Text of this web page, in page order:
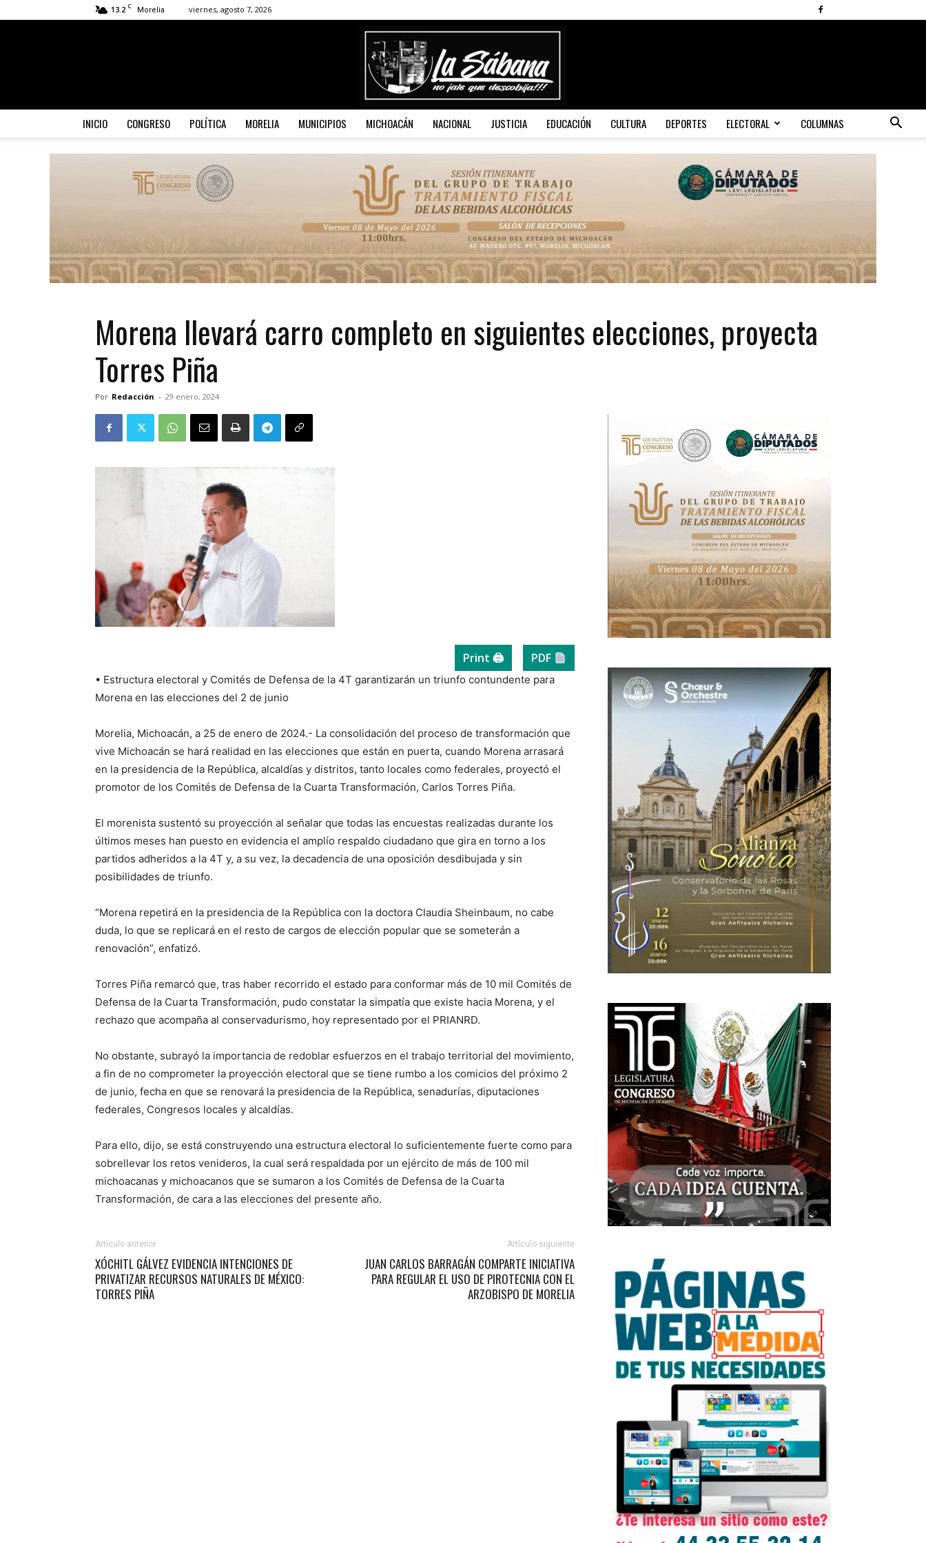
13.2 C Morelia viernes, agosto 7, 2026
Sábana
INICIO CONGRESO POLÍTICA MORELIA MUNICIPIOS MICHOACÁN NACIONAL JUSTICIA EDUCACIÓN CULTURA DEPORTES ELECTORAL COLUMNAS
Morena llevará carro completo en siguientes elecciones, proyecta
Torres Piña
Por Redacción - 29 enero, 2024
Print 🖨 PDF
• Estructura electoral y Comités de Defensa de la 4T garantizarán un triunfo contundente para
Morena en las elecciones del 2 de junio
Morelia, Michoacán, a 25 de enero de 2024.- La consolidación del proceso de transformación que
vive Michoacán se hará realidad en las elecciones que están en puerta, cuando Morena arrasará
en la presidencia de la República, alcaldías y distritos, tanto locales como federales, proyectó el
promotor de los Comités de Defensa de la Cuarta Transformación, Carlos Torres Piña.
El morenista sustentó su proyección al señalar que todas las encuestas realizadas durante los
últimos meses han puesto en evidencia el amplío respaldo ciudadano que gira en torno a los
partidos adheridos a la 4T y, a su vez, la decadencia de una oposición desdibujada y sin
posibilidades de triunfo.
“Morena repetirá en la presidencia de la República con la doctora Claudia Sheinbaum, no cabe
duda, lo que se replicará en el resto de cargos de elección popular que se someterán a
renovación”, enfatizó.
Torres Piña remarcó que, tras haber recorrido el estado para conformar más de 10 mil Comités de
Defensa de la Cuarta Transformación, pudo constatar la simpatía que existe hacia Morena, y el
rechazo que acompaña al conservadurismo, hoy representado por el PRIANRD.
No obstante, subrayó la importancia de redoblar esfuerzos en el trabajo territorial del movimiento,
a fin de no comprometer la proyección electoral que se tiene rumbo a los comicios del próximo 2
de junio, fecha en que se renovará la presidencia de la República, senadurías, diputaciones
federales, Congresos locales y alcaldías.
Para ello, dijo, se está construyendo una estructura electoral lo suficientemente fuerte como para
sobrellevar los retos venideros, la cual será respaldada por un ejército de más de 100 mil
michoacanas y michoacanos que se sumaron a los Comités de Defensa de la Cuarta
Transformación, de cara a las elecciones del presente año.
Artículo anterior
XÓCHITL GÁLVEZ EVIDENCIA INTENCIONES DE
PRIVATIZAR RECURSOS NATURALES DE MÉXICO:
TORRES PIÑA
Artículo siguiente
JUAN CARLOS BARRAGÁN COMPARTE INICIATIVA
PARA REGULAR EL USO DE PIROTECNIA CON EL
ARZOBISPO DE MORELIA